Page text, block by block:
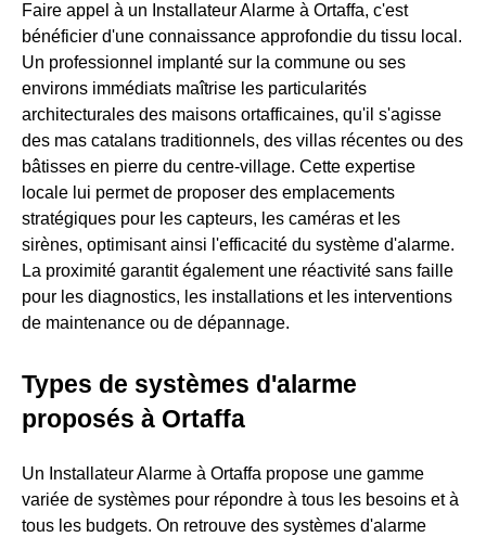
Faire appel à un Installateur Alarme à Ortaffa, c'est
bénéficier d'une connaissance approfondie du tissu local.
Un professionnel implanté sur la commune ou ses
environs immédiats maîtrise les particularités
architecturales des maisons ortafficaines, qu'il s'agisse
des mas catalans traditionnels, des villas récentes ou des
bâtisses en pierre du centre-village. Cette expertise
locale lui permet de proposer des emplacements
stratégiques pour les capteurs, les caméras et les
sirènes, optimisant ainsi l'efficacité du système d'alarme.
La proximité garantit également une réactivité sans faille
pour les diagnostics, les installations et les interventions
de maintenance ou de dépannage.
Types de systèmes d'alarme
proposés à Ortaffa
Un Installateur Alarme à Ortaffa propose une gamme
variée de systèmes pour répondre à tous les besoins et à
tous les budgets. On retrouve des systèmes d'alarme